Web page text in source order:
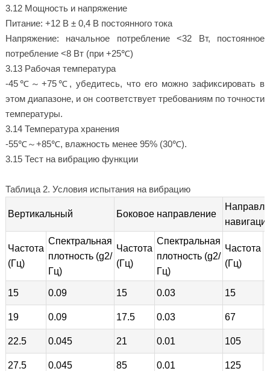
3.12 Мощность и напряжение
Питание: +12 В ± 0,4 В постоянного тока
Напряжение: начальное потребление <32 Вт, постоянное
потребление <8 Вт (при +25℃)
3.13 Рабочая температура
-45℃～+75℃, убедитесь, что его можно зафиксировать в
этом диапазоне, и он соответствует требованиям по точности
температуры.
3.14 Температура хранения
-55℃～+85℃, влажность менее 95% (30℃).
3.15 Тест на вибрацию функции
Таблица 2. Условия испытания на вибрацию
Вертикальный Боковое направление
Частота
(Гц)
Спектральная
плотность (g2/
Гц)
Частота
(Гц)
Спектральная
плотность (g2/
Гц)
Частота
(Гц)
15 0.09 15 0.03 15
19 0.09 17.5 0.03 67
22.5 0.045 21 0.01 105
27.5 0.045 85 0.01 125